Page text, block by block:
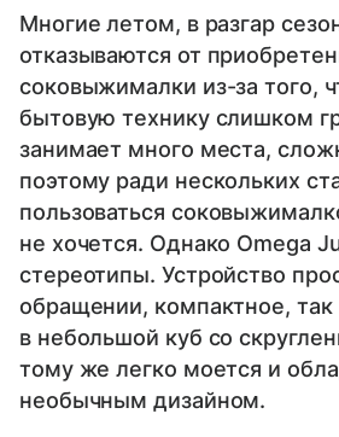
Многие летом, в разгар
отказываются от
соковыжималки из-за того,
бытовую технику слишком
занимает много места,
поэтому ради нескольких
пользоваться
не хочется. Однако Omega
стереотипы. Устройство
обращении, компактное, так
в небольшой куб со
тому же легко моется и
необычным дизайном.